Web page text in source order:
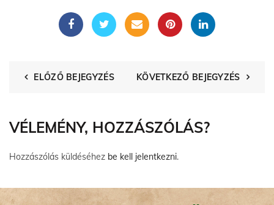
ELŐZŐ BEJEGYZÉS KÖVETKEZŐ BEJEGYZÉS
VÉLEMÉNY, HOZZÁSZÓLÁS?
Hozzászólás küldéséhez be kell jelentkezni.